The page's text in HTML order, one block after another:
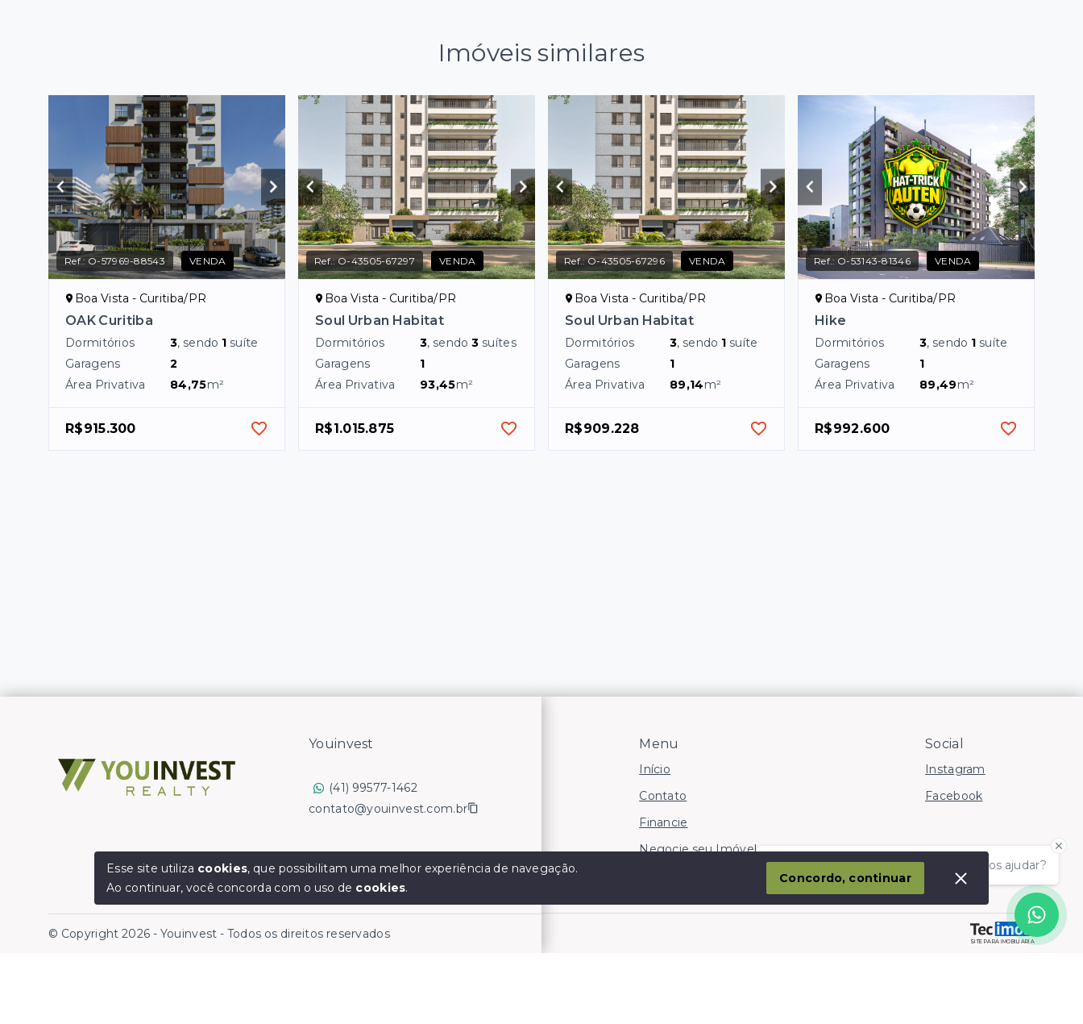
Imóveis similares
Ref.:O-57969-88543 VENDA
Boa Vista - Curitiba/PR
OAK Curitiba
Dormitórios 3, sendo 1 suíte
Garagens
2
Área Privativa
84,75m²
R$915.300
Ref.:O-43505-67297 VENDA
Boa Vista - Curitiba/PR
Soul Urban Habitat
Dormitórios 3, sendo3 suítes
Garagens
1
Área Privativa
93,45m²
R$1.015.875
Ref.:O-43505-67296 VENDA
Boa Vista - Curitiba/PR
Soul Urban Habitat
Dormitórios 3, sendo 1 suíte
Garagens
1
Área Privativa
89,14m²
R$909.228
Ref.: O-53143-81346 VENDA
Boa Vista - Curitiba/PR
Hike
Dormitórios 3, sendo 1 suíte
Garagens
1
Área Privativa
89,49m²
R$992.600
Olá! somos da Linkmob, como podemos ajudar?
Menu
Início
Contato
Financie
Negocie seu Imóvel
Social
Instagram
Facebook
SITE PARA IMOBILIARIA
Youinvest
(41) 99577-1462
contato@youinvest.com.br
© Copyright 2026 - Youinvest - Todos os direitos reservados
Esse site utiliza cookies, que possibilitam uma melhor experiência de navegação.
Ao continuar, você concorda com o uso de cookies.
Concordo, continuar